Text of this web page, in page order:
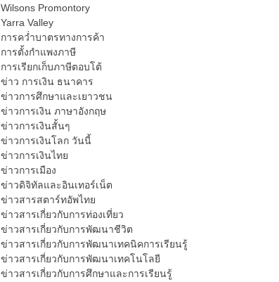
Wilsons Promontory
Yarra Valley
การคว่ำบาตรทางการค้า
การตั้งกำแพงภาษี
การเรียกเก็บภาษีตอบโต้
ข่าว การเงิน ธนาคาร
ข่าวการศึกษาและเยาวชน
ข่าวการเงิน ภาษาอังกฤษ
ข่าวการเงินสั้นๆ
ข่าวการเงินโลก วันนี้
ข่าวการเงินไทย
ข่าวการเมือง
ข่าวดิจิทัลและอินเทอร์เน็ต
ข่าวสารสตาร์ทอัพไทย
ข่าวสารเกี่ยวกับการท่องเที่ยว
ข่าวสารเกี่ยวกับการพัฒนาชีวิต
ข่าวสารเกี่ยวกับการพัฒนาเทคนิคการเรียนรู้
ข่าวสารเกี่ยวกับการพัฒนาเทคโนโลยี
ข่าวสารเกี่ยวกับการศึกษาและการเรียนรู้